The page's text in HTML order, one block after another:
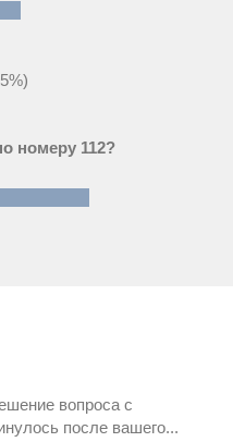
номеру 112?
вопроса с
после вашего...